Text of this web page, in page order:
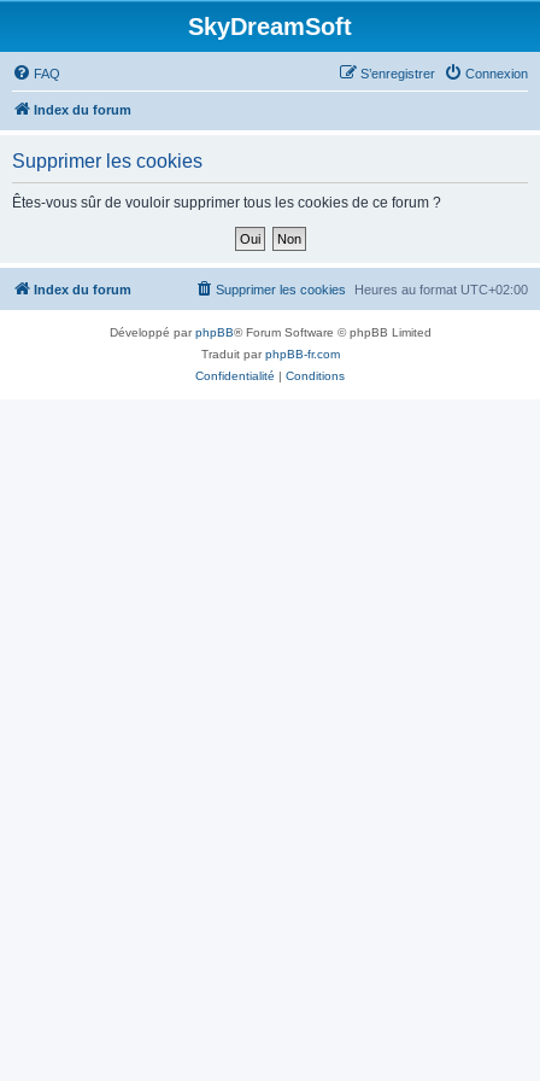
SkyDreamSoft
FAQ Connexion
S’enregistrer
Index du forum
Supprimer les cookies
Êtes-vous sûr de vouloir supprimer tous les cookies de ce forum ?
Index du forum Heures au format UTC+02:00
Supprimer les cookies
Développé parphpBB® Forum Software © phpBB Limited
Traduit parphpBB-fr.com
Confidentialité | Conditions